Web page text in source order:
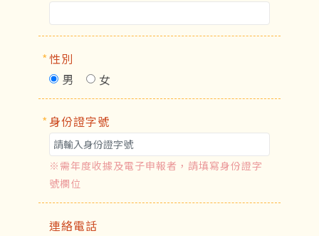
*性別
男
女
*身份證字號
※需年度收據及電子申報者，請填寫身份證字
號欄位
連絡電話